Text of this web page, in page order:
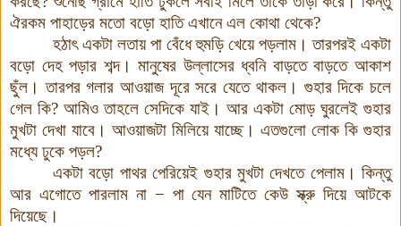
ঐরকম পাহাড়ের মতো বড়ো হাতি এখানে এল কোথা থেকে?
হঠাৎ একটা লতায় পা বেঁধে হুমড়ি খেয়ে পড়লাম। তারপরই একটা
বড়ো দেহ পড়ার শব্দ। মানুষের উল্লাসের ধ্বনি বাড়তে বাড়তে আকাশ
ছুঁল। তারপর গলার আওয়াজ দূরে সরে যেতে থাকল। গুহার দিকে চলে
গেল কি? আমিও তাহলে সেদিকে যাই। আর একটা মোড় ঘুরলেই গুহার
মুখটা দেখা যাবে। আওয়াজটা মিলিয়ে যাচ্ছে। এতগুলো লোক কি গুহার
মধ্যে ঢুকে পড়ল?
একটা বড়ো পাথর পেরিয়েই গুহার মুখটা দেখতে পেলাম। কিন্তু
আর এগোতে পারলাম না − পা যেন মাটিতে কেউ স্ক্রু দিয়ে আটকে
দিয়েছে।